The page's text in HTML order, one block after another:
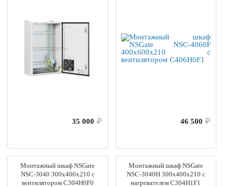
35 000 ₽
46 500 ₽
Монтажный шкаф NSGate
NSC-3040 300x400x210 с
вентилятором C304H0F0
Монтажный шкаф NSGate
NSC-3040H 300x400x210 с
нагревателем C304H1F1